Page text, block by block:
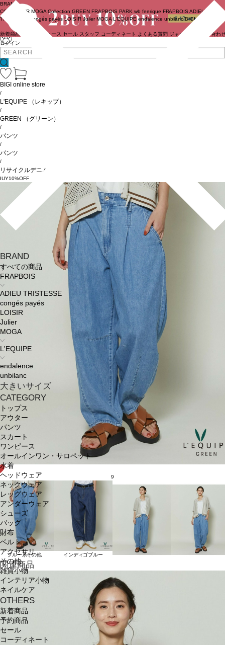
ログイン
BRAND
COUTURIER MOGA Collection GREEN FRAPBOIS PARK wb feerique FRAPBOIS ADIEU
TRISTESSE
congés payés LOISIR Julier MOGA L'EQUIPE endalence unbilanc BIGI online store
新着商品 ニュース セール スタッフ コーディネート よくある質問 ジャーナル お問い合わ
BRAND
すべての商品
FRAPBOIS
ADIEU TRISTESSE
congés payés
LOISIR
Julier
MOGA
L'EQUIPE
endalence
unbilanc
大きいサイズ
CATEGORY
トップス
アウター
パンツ
スカート
ワンピース
オールインワン・サロペット
水着
ヘッドウェア
ネックウェア
レッグウェア
アンダーウェア
シューズ
バッグ
財布
ベルト
アクセサリ
その他
雑貨小物
インテリア小物
ネイルケア
OTHERS
新着商品
予約商品
セール
コーディネート
BIGI online store
/
L'EQUIPE （レキップ）
/
GREEN （グリーン）
/
パンツ
/
パンツ
/
リサイクルデニムパンツ
9
ブルー系その他 インディゴブルー
関連商品